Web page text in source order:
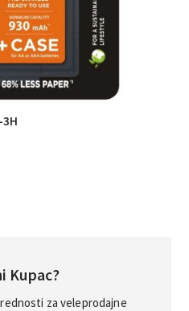
Kupac?
za veleprodajne